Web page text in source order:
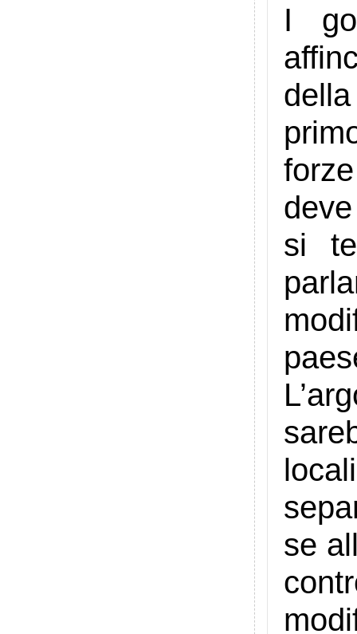
I
si
se